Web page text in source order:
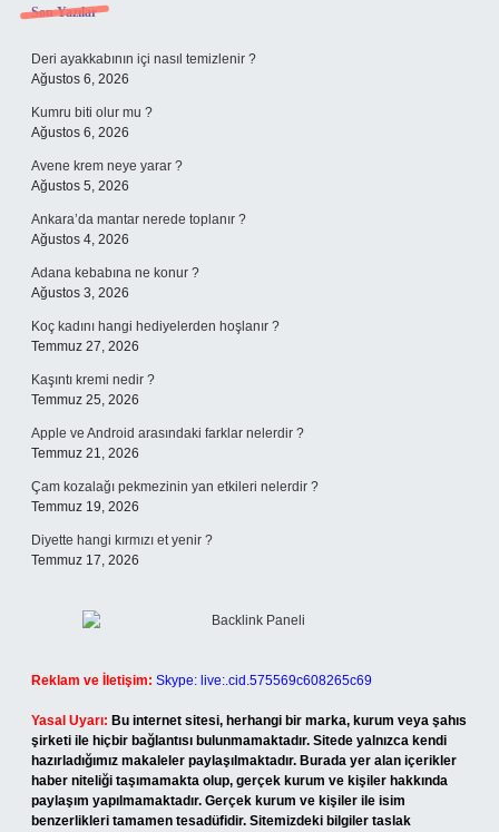
Sidebar
Son Yazılar
Deri ayakkabının içi nasıl temizlenir ?
Ağustos 6, 2026
Kumru biti olur mu ?
Ağustos 6, 2026
Avene krem neye yarar ?
Ağustos 5, 2026
Ankara’da mantar nerede toplanır ?
Ağustos 4, 2026
Adana kebabına ne konur ?
Ağustos 3, 2026
Koç kadını hangi hediyelerden hoşlanır ?
Temmuz 27, 2026
Kaşıntı kremi nedir ?
Temmuz 25, 2026
Apple ve Android arasındaki farklar nelerdir ?
Temmuz 21, 2026
Çam kozalağı pekmezinin yan etkileri nelerdir ?
Temmuz 19, 2026
Diyette hangi kırmızı et yenir ?
Temmuz 17, 2026
Reklam ve İletişim: Skype: live:.cid.575569c608265c69
Yasal Uyarı: Bu internet sitesi, herhangi bir marka, kurum veya şahıs
şirketi ile hiçbir bağlantısı bulunmamaktadır. Sitede yalnızca kendi
hazırladığımız makaleler paylaşılmaktadır. Burada yer alan içerikler
haber niteliği taşımamakta olup, gerçek kurum ve kişiler hakkında
paylaşım yapılmamaktadır. Gerçek kurum ve kişiler ile isim
benzerlikleri tamamen tesadüfidir. Sitemizdeki bilgiler taslak